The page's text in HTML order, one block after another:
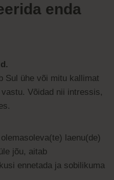
enda
Sul ühe või mitu kallimat
Võidad nii intressis,
laenu(de)
jõu, aitab
ennetada ja sobilikuma